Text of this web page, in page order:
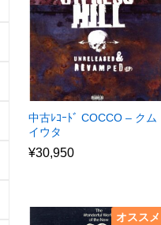
中古ﾚｺｰﾄﾞ COCCO – クム
イウタ
¥30,950
オススメ